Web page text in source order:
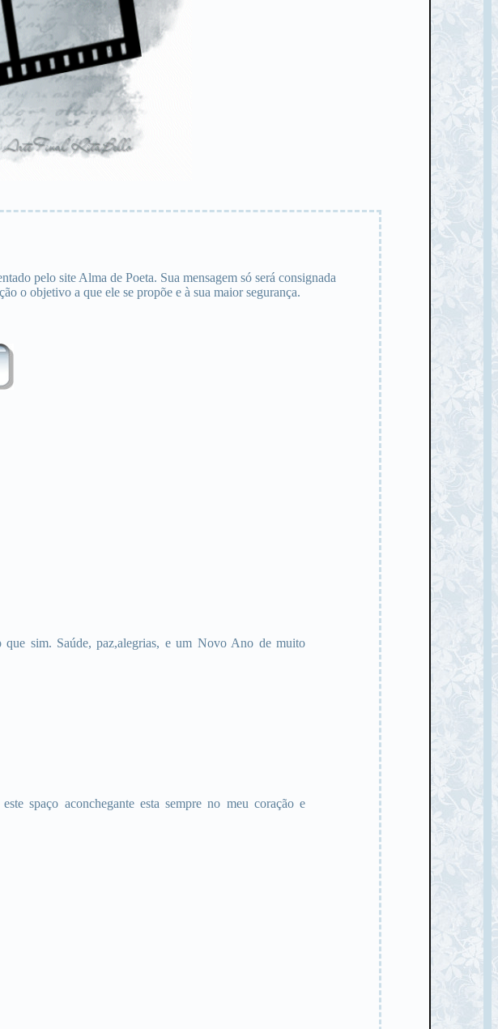
pelo site Alma de Poeta. Sua mensagem só será consignada
o objetivo a que ele se propõe e à sua maior segurança.
sim. Saúde, paz,alegrias, e um Novo Ano de muito
spaço aconchegante esta sempre no meu coração e